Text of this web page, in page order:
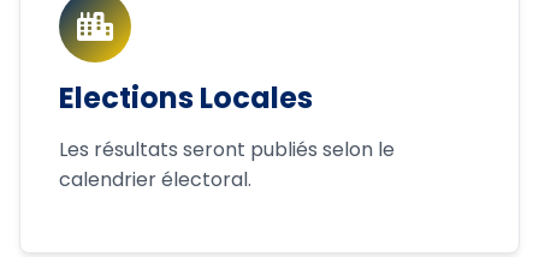
Elections Locales
Les résultats seront publiés selon le
calendrier électoral.